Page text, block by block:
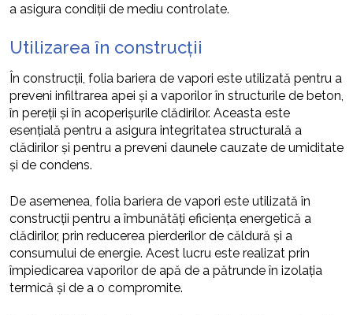
a asigura condiții de mediu controlate.
Utilizarea în construcții
În construcții, folia bariera de vapori este utilizată pentru a
preveni infiltrarea apei și a vaporilor în structurile de beton,
în pereții și în acoperișurile clădirilor. Aceasta este
esențială pentru a asigura integritatea structurală a
clădirilor și pentru a preveni daunele cauzate de umiditate
și de condens.
De asemenea, folia bariera de vapori este utilizată în
construcții pentru a îmbunătăți eficiența energetică a
clădirilor, prin reducerea pierderilor de căldură și a
consumului de energie. Acest lucru este realizat prin
împiedicarea vaporilor de apă de a pătrunde în izolația
termică și de a o compromite.